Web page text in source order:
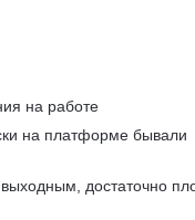
на работе
на платформе бывали
достаточно